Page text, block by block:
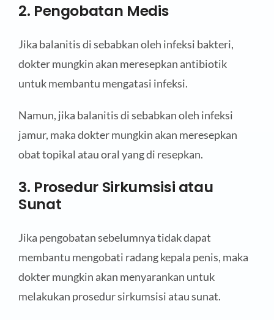
2. Pengobatan Medis
Jika balanitis di sebabkan oleh infeksi bakteri,
dokter mungkin akan meresepkan antibiotik
untuk membantu mengatasi infeksi.
Namun, jika balanitis di sebabkan oleh infeksi
jamur, maka dokter mungkin akan meresepkan
obat topikal atau oral yang di resepkan.
3. Prosedur Sirkumsisi atau
Sunat
Jika pengobatan sebelumnya tidak dapat
membantu mengobati radang kepala penis, maka
dokter mungkin akan menyarankan untuk
melakukan prosedur sirkumsisi atau sunat.